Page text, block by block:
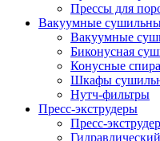
Прессы для
Вакуумные
Вакуумные
Биконусная
Конусные
Шкафы
Нутч-фильтры
Пресс-экструдеры
Пресс-